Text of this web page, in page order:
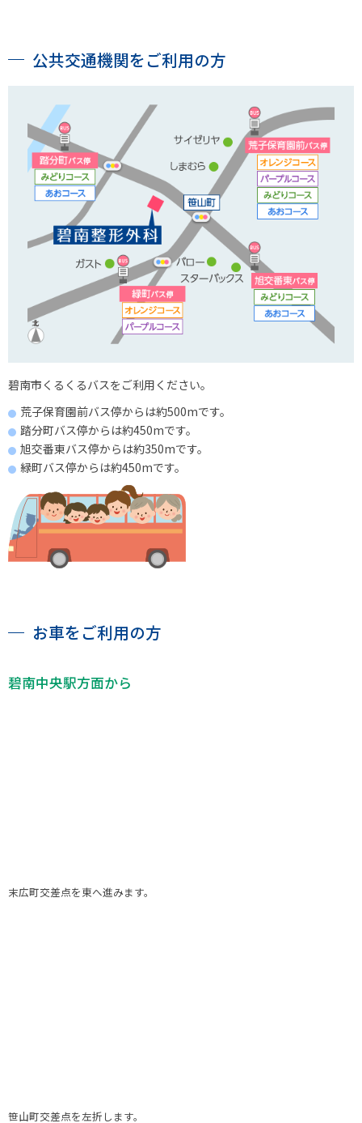
公共交通機関をご利用の方
碧南市くるくるバスをご利用ください。
荒子保育園前バス停からは約500mです。
踏分町バス停からは約450mです。
旭交番東バス停からは約350mです。
緑町バス停からは約450mです。
お車をご利用の方
碧南中央駅方面から
末広町交差点を東へ進みます。
笹山町交差点を左折します。